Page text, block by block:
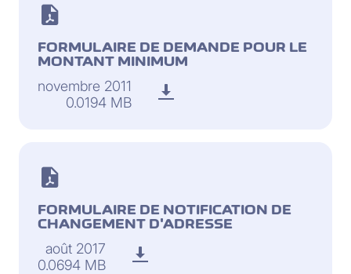
FORMULAIRE DE DEMANDE POUR LE
MONTANT MINIMUM
0.0194 MB
novembre 2011
FORMULAIRE DE NOTIFICATION DE
CHANGEMENT D'ADRESSE
0.0694 MB
août 2017